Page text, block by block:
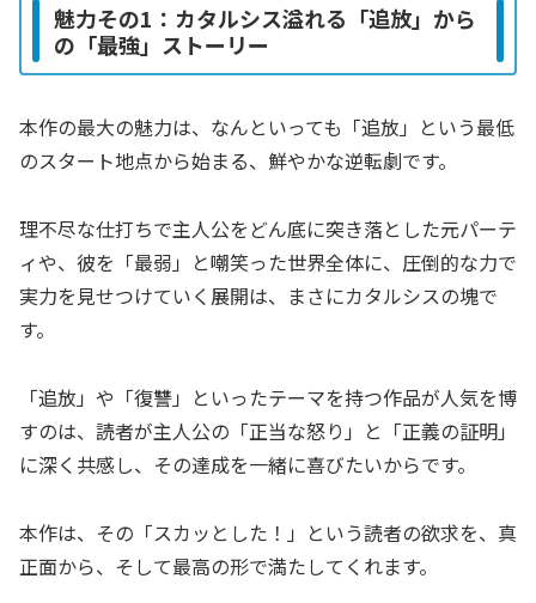
魅力その1：カタルシス溢れる「追放」から
の「最強」ストーリー
本作の最大の魅力は、なんといっても「追放」という最低
のスタート地点から始まる、鮮やかな逆転劇です。
理不尽な仕打ちで主人公をどん底に突き落とした元パーテ
ィや、彼を「最弱」と嘲笑った世界全体に、圧倒的な力で
実力を見せつけていく展開は、まさにカタルシスの塊で
す。
「追放」や「復讐」といったテーマを持つ作品が人気を博
すのは、読者が主人公の「正当な怒り」と「正義の証明」
に深く共感し、その達成を一緒に喜びたいからです。
本作は、その「スカッとした！」という読者の欲求を、真
正面から、そして最高の形で満たしてくれます。